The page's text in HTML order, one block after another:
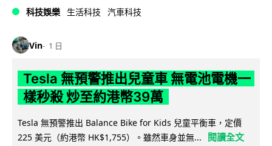
科技娛樂 生活科技 汽車科技
Vin 1 日
Tesla 無預警推出兒童車 無電池電機一
樣秒殺 炒至約港幣39萬
Tesla 無預警推出 Balance Bike for Kids 兒童平衡車，定價
225 美元（約港幣 HK$1,755）。雖然車身並無...
閱讀全文